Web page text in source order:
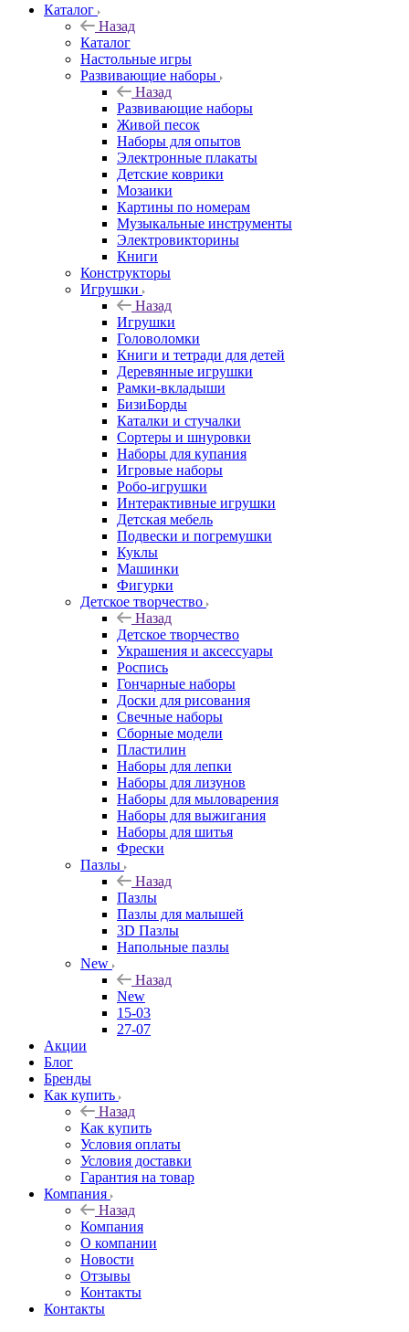
Каталог
Назад
Каталог
Настольные игры
Развивающие наборы
Назад
Развивающие наборы
Живой песок
Наборы для опытов
Электронные плакаты
Детские коврики
Мозаики
Картины по номерам
Музыкальные инструменты
Электровикторины
Книги
Конструкторы
Игрушки
Назад
Игрушки
Головоломки
Книги и тетради для детей
Деревянные игрушки
Рамки-вкладыши
БизиБорды
Каталки и стучалки
Сортеры и шнуровки
Наборы для купания
Игровые наборы
Робо-игрушки
Интерактивные игрушки
Детская мебель
Подвески и погремушки
Куклы
Машинки
Фигурки
Детское творчество
Назад
Детское творчество
Украшения и аксессуары
Роспись
Гончарные наборы
Доски для рисования
Свечные наборы
Сборные модели
Пластилин
Наборы для лепки
Наборы для лизунов
Наборы для мыловарения
Наборы для выжигания
Наборы для шитья
Фрески
Пазлы
Назад
Пазлы
Пазлы для малышей
3D Пазлы
Напольные пазлы
New
Назад
New
15-03
27-07
Акции
Блог
Бренды
Как купить
Назад
Как купить
Условия оплаты
Условия доставки
Гарантия на товар
Компания
Назад
Компания
О компании
Новости
Отзывы
Контакты
Контакты